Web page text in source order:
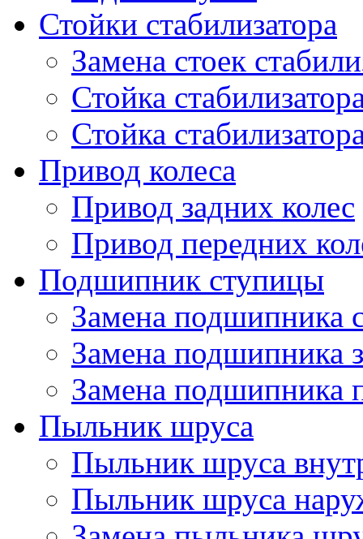
Стойки стабилизатора
Замена стоек
Стойка
Стойка
Привод колеса
Привод задних колес
Привод передних
Подшипник ступицы
Замена подшипника
Замена подшипника
Замена подшипника
Пыльник шруса
Пыльник шруса
Пыльник шруса